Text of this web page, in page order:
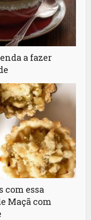
a fazer
com essa
Maçã com